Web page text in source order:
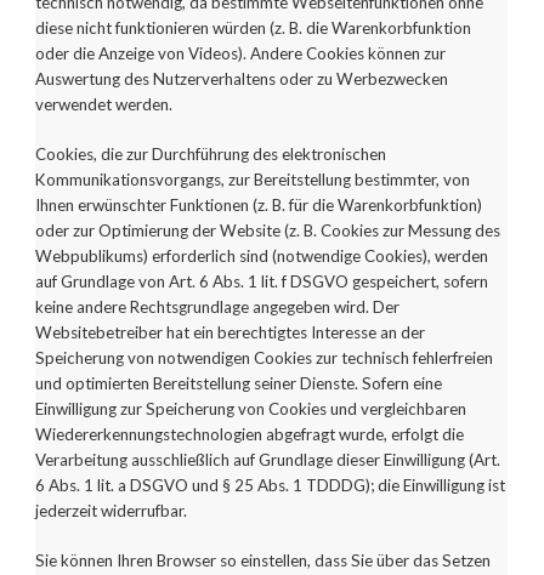
diese nicht funktionieren würden (z. B. die Warenkorbfunktion
oder die Anzeige von Videos). Andere Cookies können zur
Auswertung des Nutzerverhaltens oder zu Werbezwecken
verwendet werden.
Cookies, die zur Durchführung des elektronischen
Kommunikationsvorgangs, zur Bereitstellung bestimmter, von
Ihnen erwünschter Funktionen (z. B. für die Warenkorbfunktion)
oder zur Optimierung derWebsite (z. B. Cookies zur Messung des
Webpublikums) erforderlich sind (notwendige Cookies), werden
auf Grundlage von Art. 6 Abs. 1 lit. f DSGVO gespeichert, sofern
keine andere Rechtsgrundlage angegeben wird. Der
Websitebetreiber hat ein berechtigtes Interesse an der
Speicherung von notwendigen Cookies zur technisch fehlerfreien
und optimierten Bereitstellung seiner Dienste. Sofern eine
Einwilligung zur Speicherung von Cookies und vergleichbaren
Wiedererkennungstechnologien abgefragt wurde, erfolgt die
Verarbeitung ausschließlich auf Grundlage dieser Einwilligung (Art.
6 Abs. 1 lit. a DSGVO und § 25 Abs. 1 TDDDG); die Einwilligung ist
jederzeit widerrufbar.
Sie können Ihren Browser so einstellen, dass Sie über das Setzen